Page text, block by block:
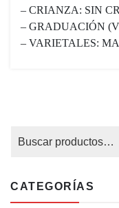
– CRIANZA: SIN
– GRADUACIÓN
– VARIETALES:
CATEGORÍAS